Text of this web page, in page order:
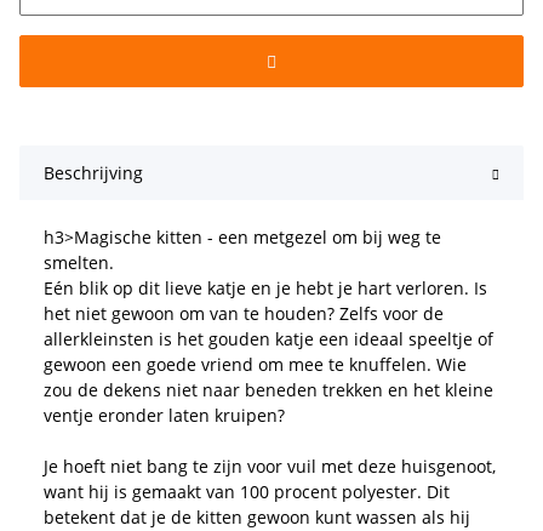
Beschrijving
h3>Magische kitten - een metgezel om bij weg te
smelten.
Eén blik op dit lieve katje en je hebt je hart verloren. Is
het niet gewoon om van te houden? Zelfs voor de
allerkleinsten is het gouden katje een ideaal speeltje of
gewoon een goede vriend om mee te knuffelen. Wie
zou de dekens niet naar beneden trekken en het kleine
ventje eronder laten kruipen?
Je hoeft niet bang te zijn voor vuil met deze huisgenoot,
want hij is gemaakt van 100 procent polyester. Dit
betekent dat je de kitten gewoon kunt wassen als hij